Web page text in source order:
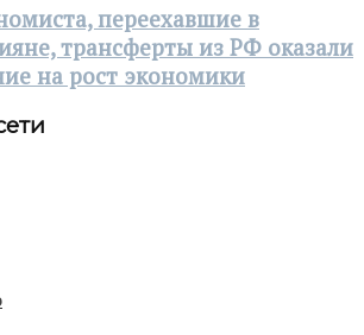
переехавшие в
трансферты из РФ оказали
на рост экономики